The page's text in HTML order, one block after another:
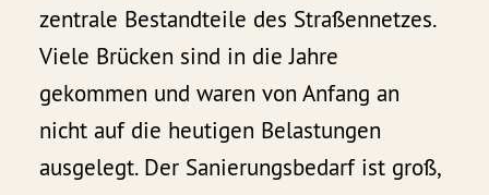
zentrale Bestandteile des Straßennetzes.
Viele Brücken sind in die Jahre
gekommen und waren von Anfang an
nicht auf die heutigen Belastungen
ausgelegt. Der Sanierungsbedarf ist groß,